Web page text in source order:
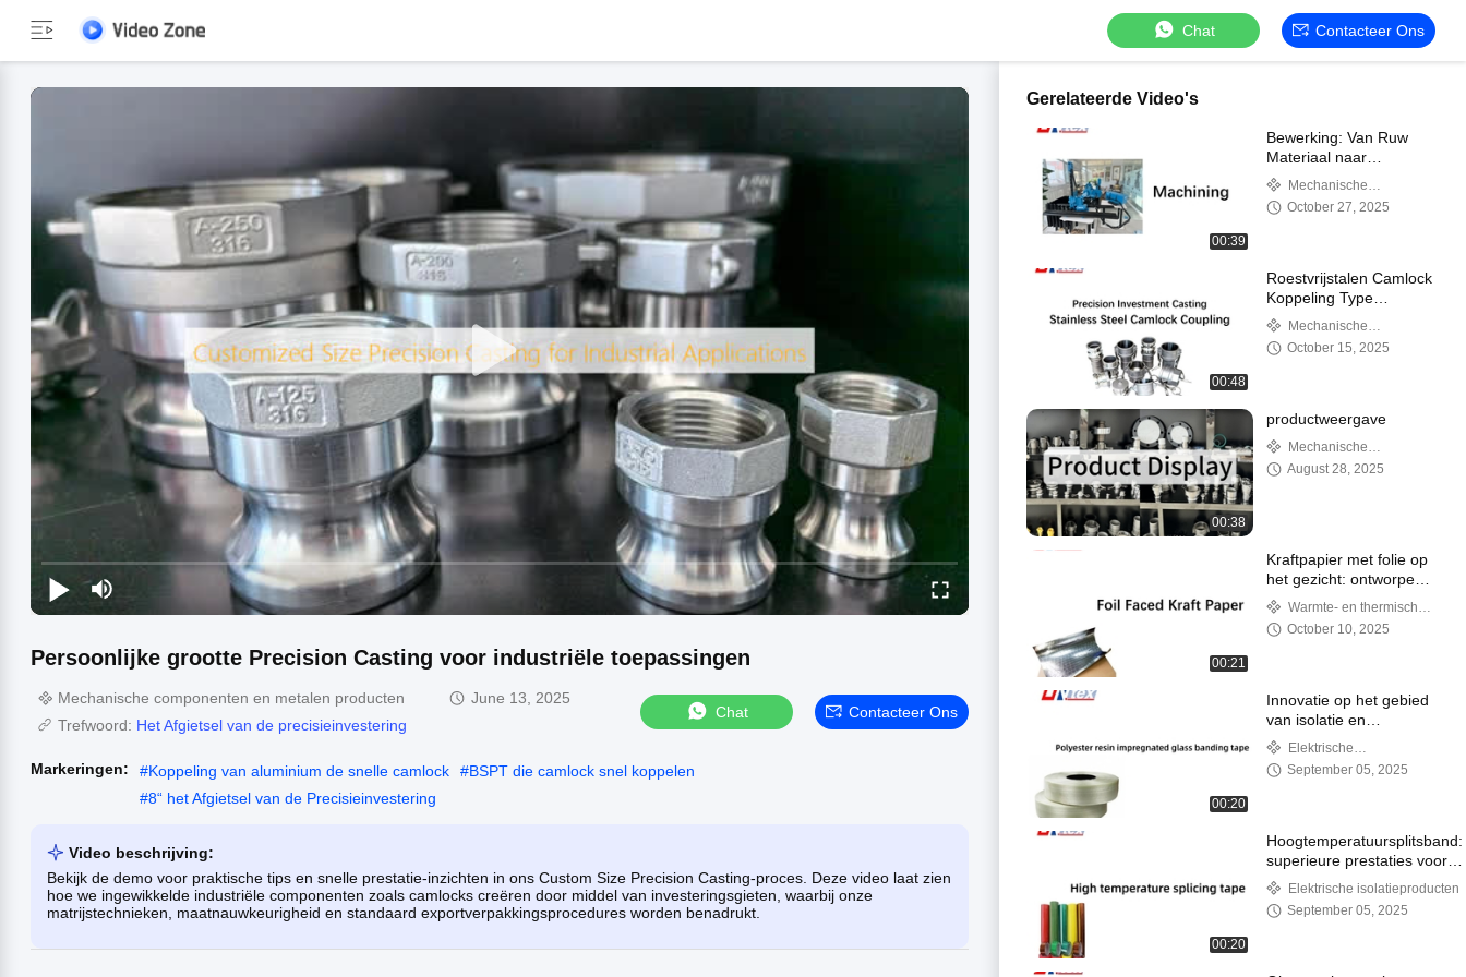
Chat Contacteer Ons
Persoonlijke grootte Precision Casting voor industriële toepassingen
Mechanische componenten en metalen producten
June 13, 2025
Trefwoord: Het Afgietsel van de precisieinvestering
Chat Contacteer Ons
Markeringen: #Koppeling van aluminium de snelle camlock #BSPT die camlock snel koppelen
#8“ het Afgietsel van de Precisieinvestering
Video beschrijving:
Bekijk de demo voor praktische tips en snelle prestatie-inzichten in ons Custom Size Precision Casting-proces. Deze video laat zien
hoe we ingewikkelde industriële componenten zoals camlocks creëren door middel van investeringsgieten, waarbij onze
matrijstechnieken, maatnauwkeurigheid en standaard exportverpakkingsprocedures worden benadrukt.
Gerelateerde Video's
00:39
Bewerking: Van Ruw
Materiaal naar
Precisieonderdeel
Mechanische
componenten en metalen
October 27, 2025
00:48
Roestvrijstalen Camlock
Koppeling Type
A/B/C/D/DC/DP/E/F
Mechanische
componenten en metalen
October 15, 2025
00:38
productweergave
Mechanische
componenten en metalen
August 28, 2025
00:21
Kraftpapier met folie op
het gezicht: ontworpen
voor een betere
bescherming tegen
vocht, lucht en hitte
Warmte- en thermische
isolatieproducten
October 10, 2025
00:20
Innovatie op het gebied
van isolatie en
versterking:
polyesterhars
geïmpregneerde
Elektrische
isolatieproducten
September 05, 2025
00:20
Hoogtemperatuursplitsband:
superieure prestaties voor
extreme omstandigheden
Elektrische isolatieproducten
September 05, 2025